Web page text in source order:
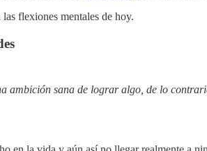
flexiones mentales de hoy.
ambición sana de lograr algo, de lo